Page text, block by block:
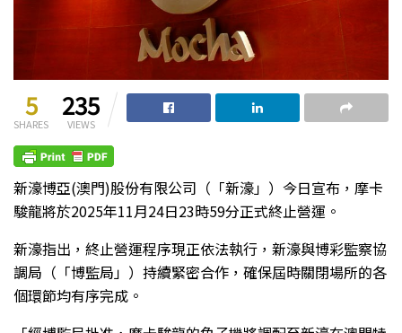
5
SHARES
235
VIEWS
新濠博亞(澳門)股份有限公司（「新濠」）今日宣布，摩卡
駿龍將於2025年11月24日23時59分正式終止營運。
新濠指出，終止營運程序現正依法執行，新濠與博彩監察協
調局（「博監局」）持續緊密合作，確保屆時關閉場所的各
個環節均有序完成。